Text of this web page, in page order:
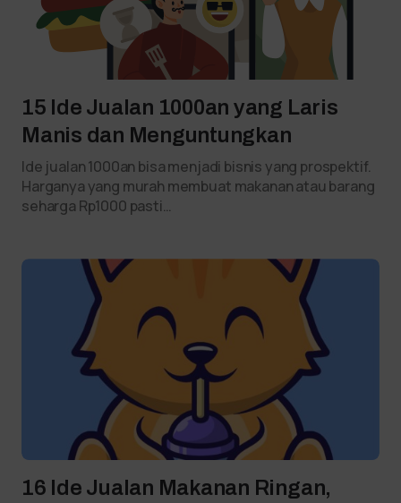
15 Ide Jualan 1000an yang Laris
Manis dan Menguntungkan
Ide jualan 1000an bisa menjadi bisnis yang prospektif.
Harganya yang murah membuat makanan atau barang
seharga Rp1000 pasti…
16 Ide Jualan Makanan Ringan,